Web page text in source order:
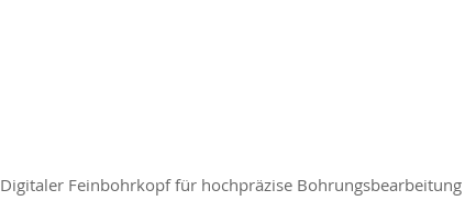
Digitaler Feinbohrkopf für hochpräzise Bohrungsbearbeitung